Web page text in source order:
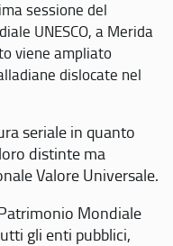
sessione del
UNESCO, a Merida
viene ampliato
dislocate nel
seriale in quanto
distinte ma
Valore Universale.
Mondiale
gli enti pubblici,